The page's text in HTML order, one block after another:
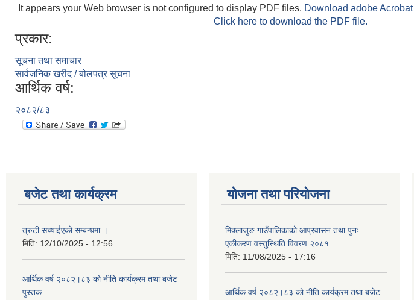
It appears your Web browser is not configured to display PDF files. Download adobe Acrobat
Click here to download the PDF file.
प्रकार:
सूचना तथा समाचार
सार्वजनिक खरीद / बोलपत्र सूचना
आर्थिक वर्ष:
२०८२/८३
बजेट तथा कार्यक्रम
त्रुटी सच्याईएको सम्बन्धमा ।
मिति: 12/10/2025 - 12:56
आर्थिक वर्ष २०८२।८३ को नीति कार्यक्रम तथा बजेट
पुस्तक
योजना तथा परियोजना
मिक्लाजुङ गाउँपालिकाको आप्रवासन तथा पुनः
एकीकरण वस्तुस्थिति विवरण २०८१
मिति: 11/08/2025 - 17:16
आर्थिक वर्ष २०८२।८३ को नीति कार्यक्रम तथा बजेट